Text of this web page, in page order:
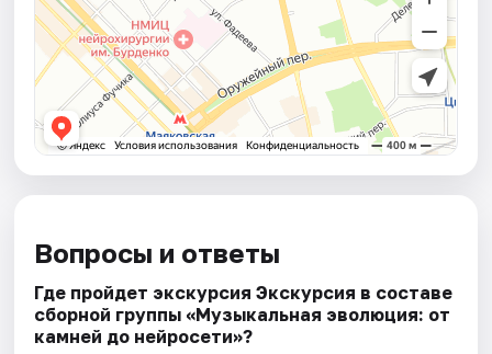
Вопросы и ответы
Где пройдет экскурсия Экскурсия в составе
сборной группы «Музыкальная эволюция: от
камней до нейросeти»?